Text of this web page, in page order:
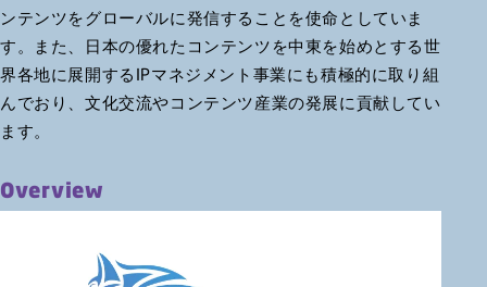
ンテンツをグローバルに発信することを使命としていま
す。また、日本の優れたコンテンツを中東を始めとする世
界各地に展開するIPマネジメント事業にも積極的に取り組
んでおり、文化交流やコンテンツ産業の発展に貢献してい
ます。
Overview